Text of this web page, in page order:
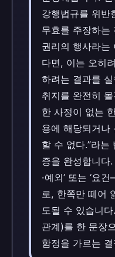
강행법규를 위반
무효를 주장하는
권리의 행사라는
다면, 이는 오히
하려는 결과를
취지를 완전히
한 사정이 없는
용에 해당되거나
할 수 없다.”라는
증을 완성합니다
·예외’ 또는 ‘요
로, 한쪽만 떼어
도될 수 있습니
관계)를 한 문장
함정을 가르는